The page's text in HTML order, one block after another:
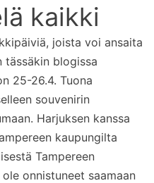
kaikki
joista voi ansaita
tässäkin blogissa
25-26.4. Tuona
souvenirin
Harjuksen kanssa
kaupungilta
Tampereen
onnistuneet saamaan